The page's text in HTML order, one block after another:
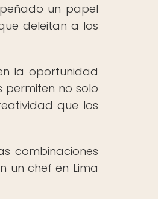
un papel
deleitan a los
la oportunidad
permiten no solo
que los
combinaciones
un chef en Lima